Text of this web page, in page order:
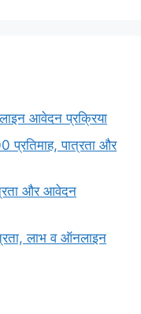
आवेदन प्रक्रिया
प्रतिमाह, पात्रता और
और आवेदन
लाभ व ऑनलाइन